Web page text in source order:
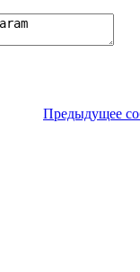
Предыдущее